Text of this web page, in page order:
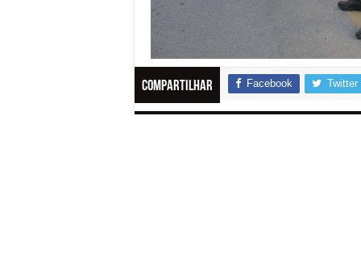
Compartilhar Facebook Twitter